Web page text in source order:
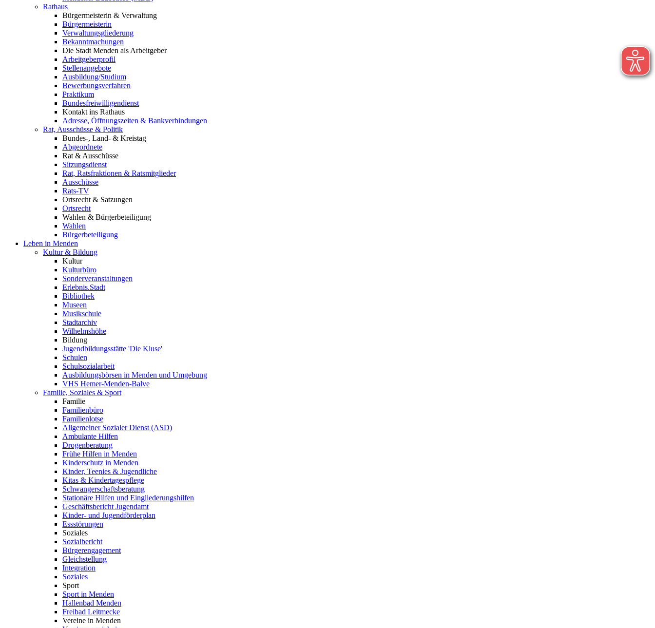
Rathaus
Bürgermeisterin & Verwaltung
Bürgermeisterin
Verwaltungsgliederung
Bekanntmachungen
Die Stadt Menden als Arbeitgeber
Arbeitgeberprofil
Stellenangebote
Ausbildung/Studium
Bewerbungsverfahren
Praktikum
Bundesfreiwilligendienst
Kontakt ins Rathaus
Adresse, Öffnungszeiten & Bankverbindungen
Rat, Ausschüsse & Politik
Bundes-, Land- & Kreistag
Abgeordnete
Rat & Ausschüsse
Sitzungsdienst
Rat, Ratsfraktionen & Ratsmitglieder
Ausschüsse
Rats-TV
Ortsrecht & Satzungen
Ortsrecht
Wahlen & Bürgerbeteiligung
Wahlen
Bürgerbeteiligung
Leben in Menden
Kultur & Bildung
Kultur
Kulturbüro
Sonderveranstaltungen
Erlebnis.Stadt
Bibliothek
Museen
Musikschule
Stadtarchiv
Wilhelmshöhe
Bildung
Jugendbildungsstätte 'Die Kluse'
Schulen
Schulsozialarbeit
Ausbildungsbörsen in Menden und Umgebung
VHS Hemer-Menden-Balve
Familie, Soziales & Sport
Familie
Familienbüro
Familienlotse
Allgemeiner Sozialer Dienst (ASD)
Ambulante Hilfen
Drogenberatung
Frühe Hilfen in Menden
Kinderschutz in Menden
Kinder, Teenies & Jugendliche
Kitas & Kindertagespflege
Schwangerschaftsberatung
Stationäre Hilfen und Eingliederungshilfen
Geschäftsbericht Jugendamt
Kinder- und Jugendförderplan
Essstörungen
Soziales
Sozialbericht
Bürgerengagement
Gleichstellung
Integration
Soziales
Sport
Sport in Menden
Hallenbad Menden
Freibad Leitmecke
Vereine in Menden